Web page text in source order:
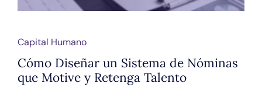
Capital Humano
Cómo Diseñar un Sistema de Nóminas
que Motive y Retenga Talento